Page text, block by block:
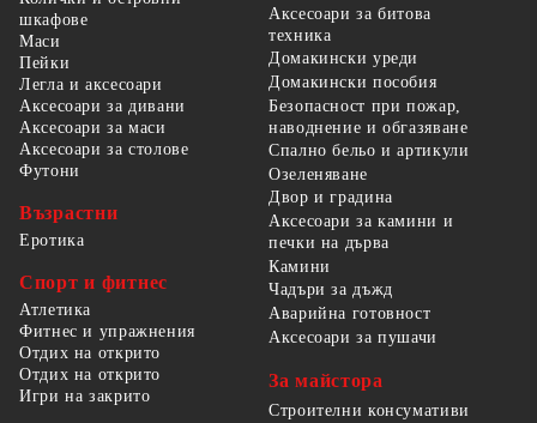
шкафове
Маси
Пейки
Легла и аксесоари
Аксесоари за дивани
Аксесоари за маси
Аксесоари за столове
Футони
Възрастни
Еротика
Спорт и фитнес
Атлетика
Фитнес и упражнения
Отдих на открито
Отдих на открито
Игри на закрито
Аксесоари за битова
техника
Домакински уреди
Домакински пособия
Безопасност при пожар,
наводнение и обгазяване
Спално бельо и артикули
Озеленяване
Двор и градина
Аксесоари за камини и
печки на дърва
Камини
Чадъри за дъжд
Аварийна готовност
Аксесоари за пушачи
За майстора
Строителни консумативи